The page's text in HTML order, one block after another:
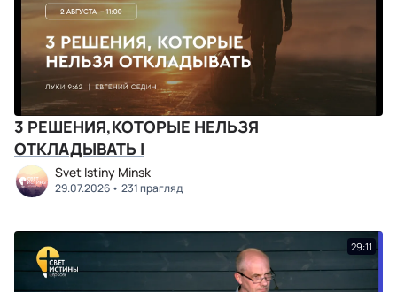
3 РЕШЕНИЯ,КОТОРЫЕ НЕЛЬЗЯ
ОТКЛАДЫВАТЬ I
Svet Istiny Minsk
29.07.2026 231 прагляд
29:11